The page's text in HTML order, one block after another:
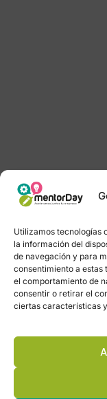
Utilizamos tecnologías
la información del
de navegación y para
consentimiento a estas
el comportamiento de
consentir o retirar el
ciertas características